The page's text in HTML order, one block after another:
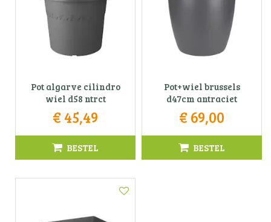
Pot algarve cilindro
wiel d58 ntrct
€ 45,49
BESTEL
Pot+wiel brussels
d47cm antraciet
€ 69,00
BESTEL